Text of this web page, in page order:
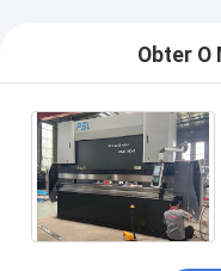
Obter O